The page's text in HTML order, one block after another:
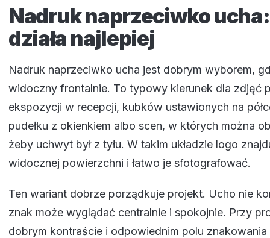
Nadruk naprzeciwko
działa najlepiej
Nadruk naprzeciwko ucha jest dobrym wyborem,
widoczny frontalnie. To typowy kierunek dla zdjęć
ekspozycji w recepcji, kubków ustawionych na
pudełku z okienkiem albo scen, w których można
żeby uchwyt był z tyłu. W takim układzie logo
widocznej powierzchni i łatwo je sfotografować.
Ten wariant dobrze porządkuje projekt. Ucho nie
znak może wyglądać centralnie i spokojnie. Przy
dobrym kontraście i odpowiednim polu